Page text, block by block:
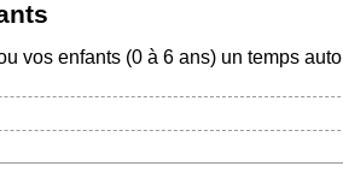
vos enfants (0 à 6 ans) un temps